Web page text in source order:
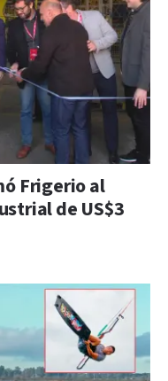
Frigerio al
de US$3